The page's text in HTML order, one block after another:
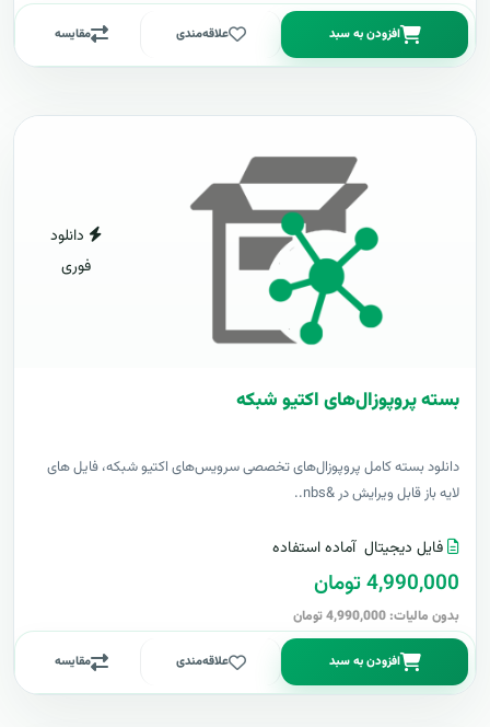
افزودن به سبد علاقه‌مندی مقایسه
دانلود
فوری
بسته پروپوزال‌های اکتیو شبکه
دانلود بسته کامل پروپوزال‌های تخصصی سرویس‌های اکتیو شبکه، فایل های
لایه باز قابل ویرایش در &nbs..
فایل دیجیتال آماده استفاده
4,990,000 تومان
بدون مالیات: 4,990,000 تومان
افزودن به سبد علاقه‌مندی مقایسه